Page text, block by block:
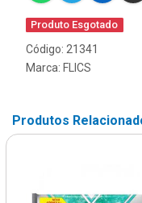
Produto Esgotado
Código: 21341
Marca: FLICS
Produtos